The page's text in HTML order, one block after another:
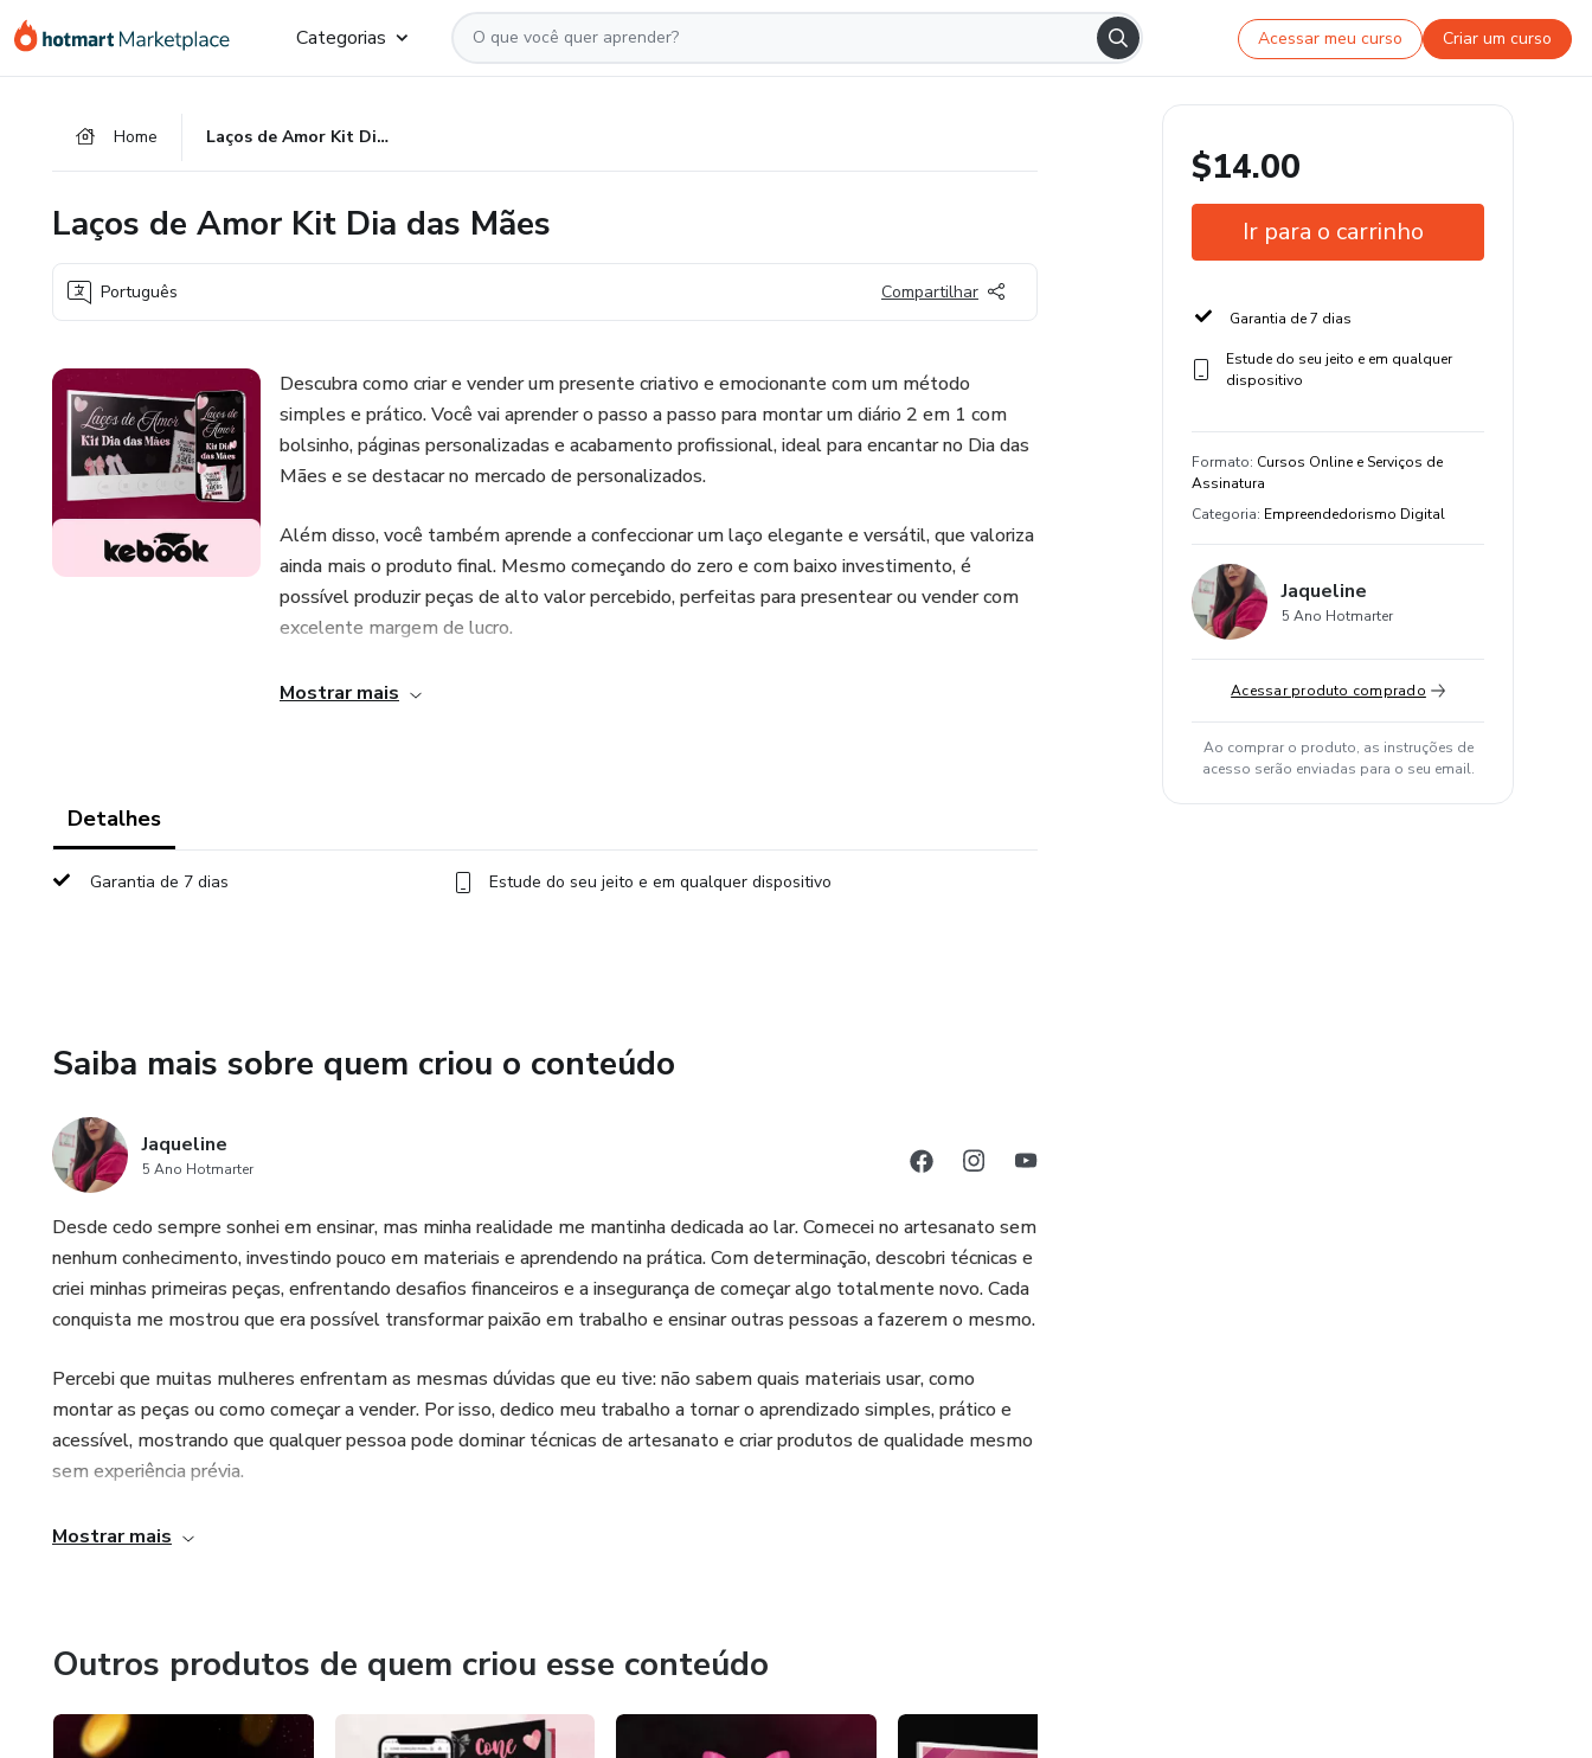
para
para
para
Categorias Acessar meu curso Criar um curso
Home Laços de Amor Kit Dia das Mães
Laços de Amor Kit Dia das Mães
Português Compartilhar
Descubra como criar e vender um presente criativo e emocionante com um método
simples e prático. Você vai aprender o passo a passo para montar um diário 2 em 1 com
bolsinho, páginas personalizadas e acabamento profissional, ideal para encantar no Dia das
Mães e se destacar no mercado de personalizados.
Além disso, você também aprende a confeccionar um laço elegante e versátil, que valoriza
ainda mais o produto final. Mesmo começando do zero e com baixo investimento, é
possível produzir peças de alto valor percebido, perfeitas para presentear ou vender com
excelente margem de lucro.
O conteúdo inclui moldes prontos em PDF, técnicas fáceis e dicas estratégicas para
Mostrar mais
Detalhes
Garantia de 7 dias Estude do seu jeito e em qualquer dispositivo
Saiba mais sobre quem criou o conteúdo
Jaqueline
5 Ano Hotmarter
Desde cedo sempre sonhei em ensinar, mas minha realidade me mantinha dedicada ao lar. Comecei no artesanato sem
nenhum conhecimento, investindo pouco em materiais e aprendendo na prática. Com determinação, descobri técnicas e
criei minhas primeiras peças, enfrentando desafios financeiros e a insegurança de começar algo totalmente novo. Cada
conquista me mostrou que era possível transformar paixão em trabalho e ensinar outras pessoas a fazerem o mesmo.
Percebi que muitas mulheres enfrentam as mesmas dúvidas que eu tive: não sabem quais materiais usar, como
montar as peças ou como começar a vender. Por isso, dedico meu trabalho a tornar o aprendizado simples, prático e
acessível, mostrando que qualquer pessoa pode dominar técnicas de artesanato e criar produtos de qualidade mesmo
sem experiência prévia.
Hoje ensino com paixão e propósito, ajudando outras mulheres a transformar suas ideias em renda extra real. Cada
Mostrar mais
Outros produtos de quem criou esse conteúdo
$14.00
Ir para o carrinho
Garantia de 7 dias
Estude do seu jeito e em qualquer
dispositivo
Formato: Cursos Online e Serviços de
Assinatura
Categoria: Empreendedorismo Digital
Jaqueline
5 Ano Hotmarter
Acessar produto comprado
Ao comprar o produto, as instruções de
acesso serão enviadas para o seu email.